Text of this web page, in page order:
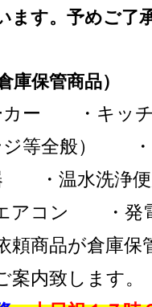
ます。予めご了
庫保管商品）
ー ・キッチ
ジ等全般） ・
器 ・温水洗
コン ・発
商品が倉庫保
案内致します。